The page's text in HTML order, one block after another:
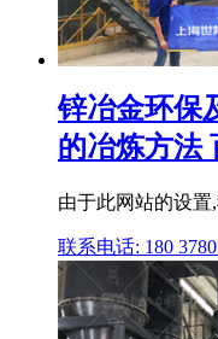
锌冶金环
的冶炼方法
由于此网站的设置
联系电话: 180 3780